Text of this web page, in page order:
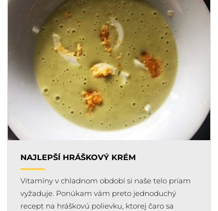
NAJLEPŠÍ HRÁŠKOVÝ KRÉM
Vitamíny v chladnom období si naše telo priam
vyžaduje. Ponúkam vám preto jednoduchý
recept na hráškovú polievku, ktorej čaro sa